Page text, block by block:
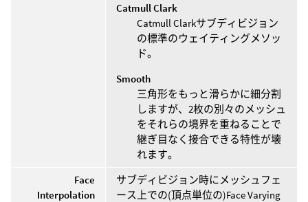
Catmull Clark
Catmull Clarkサブディビジョン
の標準のウェイティングメソッ
ド。
Smooth
三角形をもっと滑らかに細分割
しますが、2枚の別々のメッシュ
をそれらの境界を重ねることで
継ぎ目なく接合できる特性が壊
れます。
Face
Interpolation
サブディビジョン時にメッシュフェ
ース上での(頂点単位の)Face Varying